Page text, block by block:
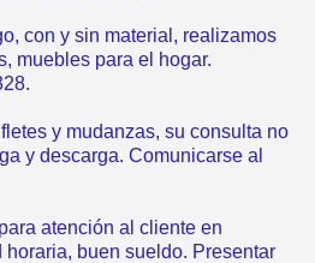
con y sin material, realizamos
muebles para el hogar.
y mudanzas, su consulta no
y descarga. Comunicarse al
atención al cliente en
buen sueldo. Presentar